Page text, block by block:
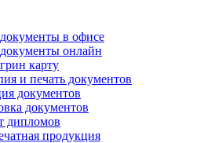
в офисе
онлайн
карту
и печать документов
документов
документов
дипломов
продукция